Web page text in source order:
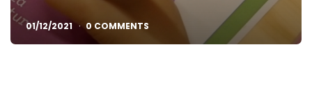
01/12/2021 0 COMMENTS